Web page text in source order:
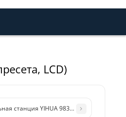
LCD)
(фен, паяльник, БП)
станция YIHUA 983D 3 в 1 (фен,